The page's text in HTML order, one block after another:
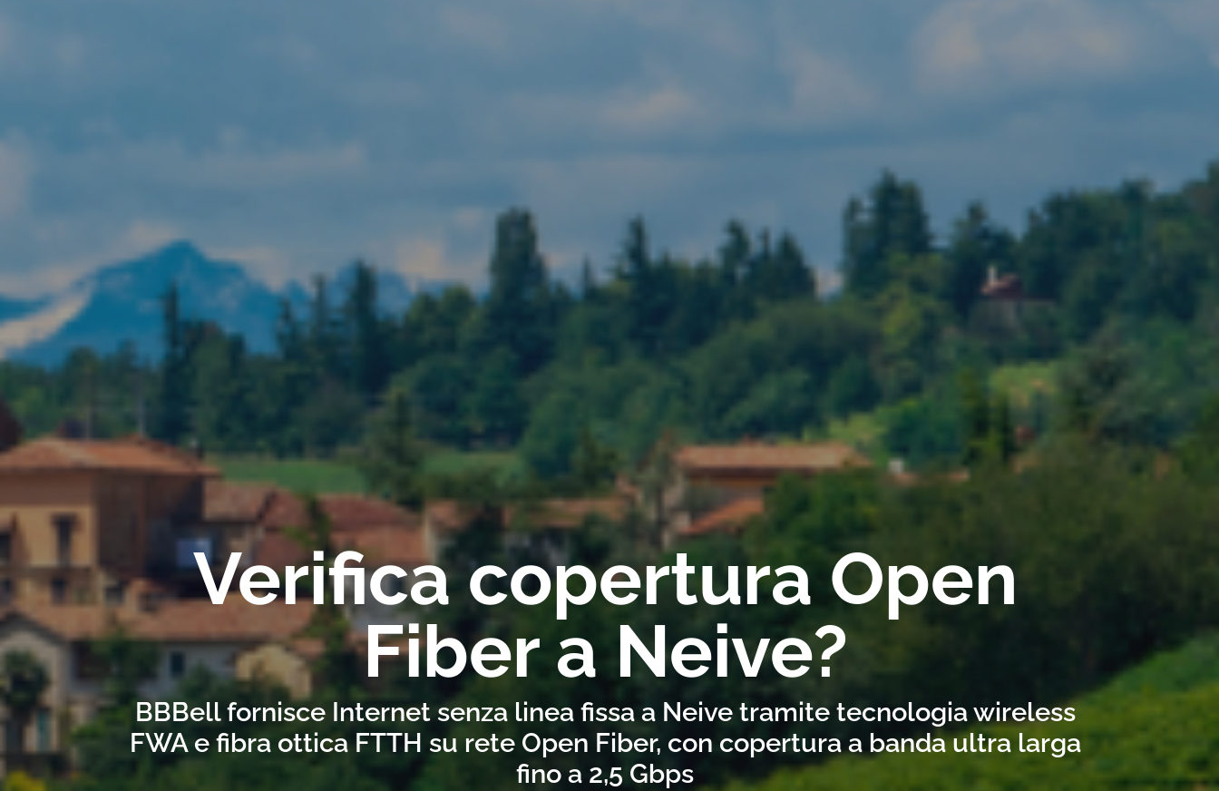
Verifica copertura Open
Fiber a Neive?
BBBell fornisce Internet senza linea fissa a Neive tramite tecnologia wireless
FWA e fibra ottica FTTH su rete Open Fiber, con copertura a banda ultra larga
fino a 2,5 Gbps